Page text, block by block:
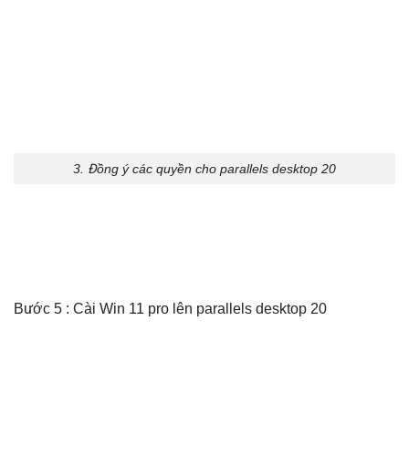
3. Đồng ý các quyền cho parallels desktop 20
Bước 5 : Cài Win 11 pro lên parallels desktop 20